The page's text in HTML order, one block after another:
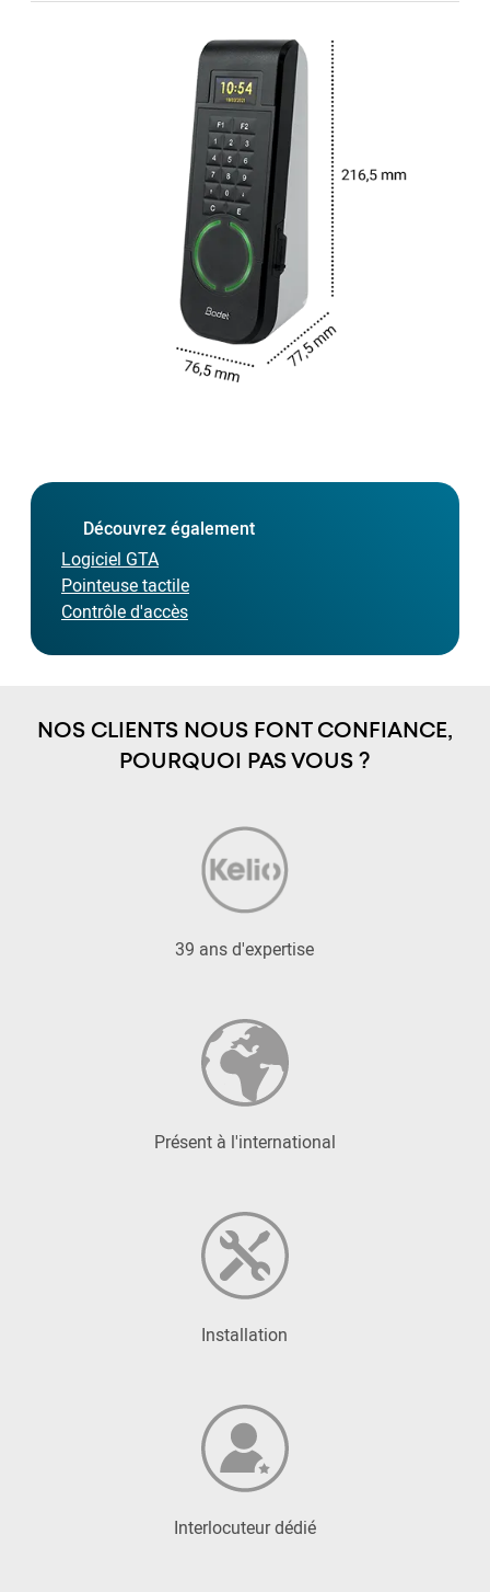
Découvrez également
Logiciel GTA
Pointeuse tactile
Contrôle d'accès
NOS CLIENTS NOUS FONT CONFIANCE,
POURQUOI PAS VOUS ?
39 ans d'expertise
Présent à l'international
Installation
Interlocuteur dédié